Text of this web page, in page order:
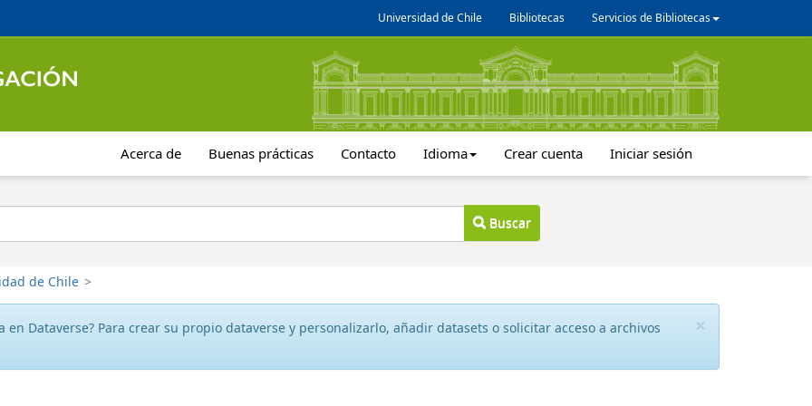
Universidad de Chile Bibliotecas Servicios de Bibliotecas
Acerca de Buenas prácticas Contacto Idioma Crear cuenta Iniciar sesión
Buscar
de Chile >
×
en Dataverse? Para crear su propio dataverse y personalizarlo, añadir datasets o solicitar acceso a archivos